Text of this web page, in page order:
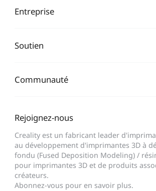
Entreprise
Soutien
Communauté
Rejoignez-nous
Creality est un fabricant leader
au développement d'imprimantes 3D à
fondu (Fused Deposition Modeling) /
pour imprimantes 3D et de produits
créateurs.
Abonnez-vous pour en savoir plus.